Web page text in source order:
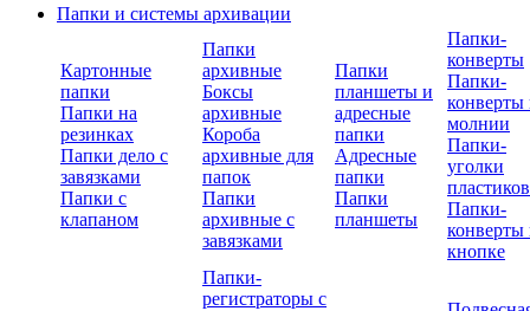
Папки и системы архивации
Картонные
папки
Папки на
резинках
Папки дело с
завязками
Папки с
клапаном
Папки
архивные
Боксы
архивные
Короба
архивные для
папок
Папки
архивные с
завязками
Папки
планшеты и
адресные
папки
Адресные
папки
Папки
планшеты
Папки-
конверты
Папки-
конверты
молнии
Папки-
уголки
Папки-
конверты
кнопке
Папки-
регистраторы с